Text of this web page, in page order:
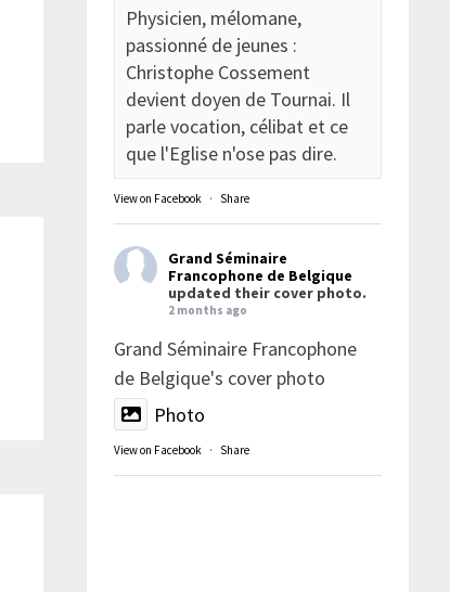
Physicien, mélomane,
passionné de jeunes :
Christophe Cossement
devient doyen de Tournai. Il
parle vocation, célibat et ce
que l'Eglise n'ose pas dire.
View on Facebook · Share
Grand Séminaire
Francophone de Belgique
updated their cover photo.
2 months ago
Grand Séminaire Francophone
de Belgique's cover photo
Photo
View on Facebook · Share